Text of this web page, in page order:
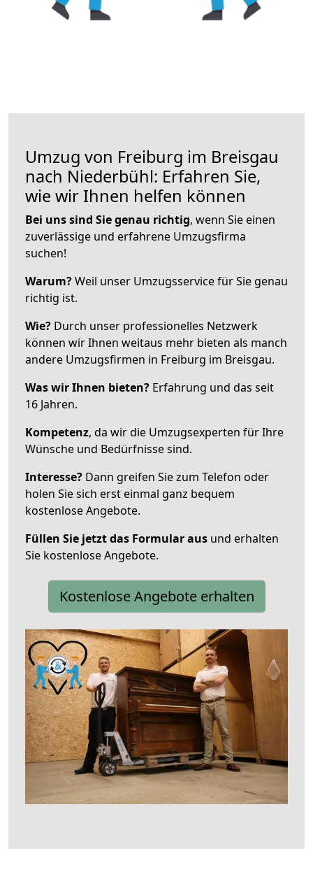
Umzug von Freiburg im Breisgau
nach Niederbühl: Erfahren Sie,
wie wir Ihnen helfen können
Bei uns sind Sie genau richtig, wenn Sie einen
zuverlässige und erfahrene Umzugsfirma
suchen!
Warum?Weil unser Umzugsservice für Sie genau
richtig ist.
Wie? Durch unser professionelles Netzwerk
können wir Ihnen weitaus mehr bieten als manch
andere Umzugsfirmen in Freiburg im Breisgau.
Was wir Ihnen bieten? Erfahrung und das seit
16 Jahren.
Kompetenz, da wir die Umzugsexperten für Ihre
Wünsche und Bedürfnisse sind.
Interesse? Dann greifen Sie zum Telefon oder
holen Sie sich erst einmal ganz bequem
kostenlose Angebote.
Füllen Sie jetzt das Formular aus und erhalten
Sie kostenlose Angebote.
Kostenlose Angebote erhalten